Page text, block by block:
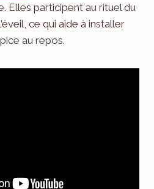
Elles participent au rituel du
ce qui aide à installer
au repos.